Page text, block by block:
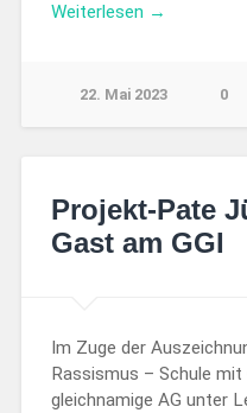
Weiterlesen →
22. Mai 2023 0
Projekt-Pate
Gast am GGI
Im Zuge der
Rassismus – Schule mit
gleichnamige AG unter